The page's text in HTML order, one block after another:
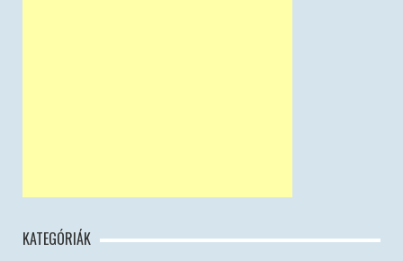
KATEGÓRIÁK